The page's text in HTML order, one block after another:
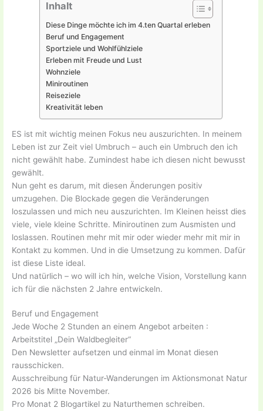
Inhalt
Diese Dinge möchte ich im 4.ten Quartal erleben
Beruf und Engagement
Sportziele und Wohlfühlziele
Erleben mit Freude und Lust
Wohnziele
Miniroutinen
Reiseziele
Kreativität leben
ES ist mit wichtig meinen Fokus neu auszurichten. In meinem
Leben ist zur Zeit viel Umbruch – auch ein Umbruch den ich
nicht gewählt habe. Zumindest habe ich diesen nicht bewusst
gewählt.
Nun geht es darum, mit diesen Änderungen positiv
umzugehen. Die Blockade gegen die Veränderungen
loszulassen und mich neu auszurichten. Im Kleinen heisst dies
viele, viele kleine Schritte. Miniroutinen zum Ausmisten und
loslassen. Routinen mehr mit mir oder wieder mehr mit mir in
Kontakt zu kommen. Und in die Umsetzung zu kommen. Dafür
ist diese Liste ideal.
Und natürlich – wo will ich hin, welche Vision, Vorstellung kann
ich für die nächsten 2 Jahre entwickeln.
Beruf und Engagement
Jede Woche 2 Stunden an einem Angebot arbeiten :
Arbeitstitel „Dein Waldbegleiter“
Den Newsletter aufsetzen und einmal im Monat diesen
rausschicken.
Ausschreibung für Natur-Wanderungen im Aktionsmonat Natur
2026 bis Mitte November.
Pro Monat 2 Blogartikel zu Naturthemen schreiben.